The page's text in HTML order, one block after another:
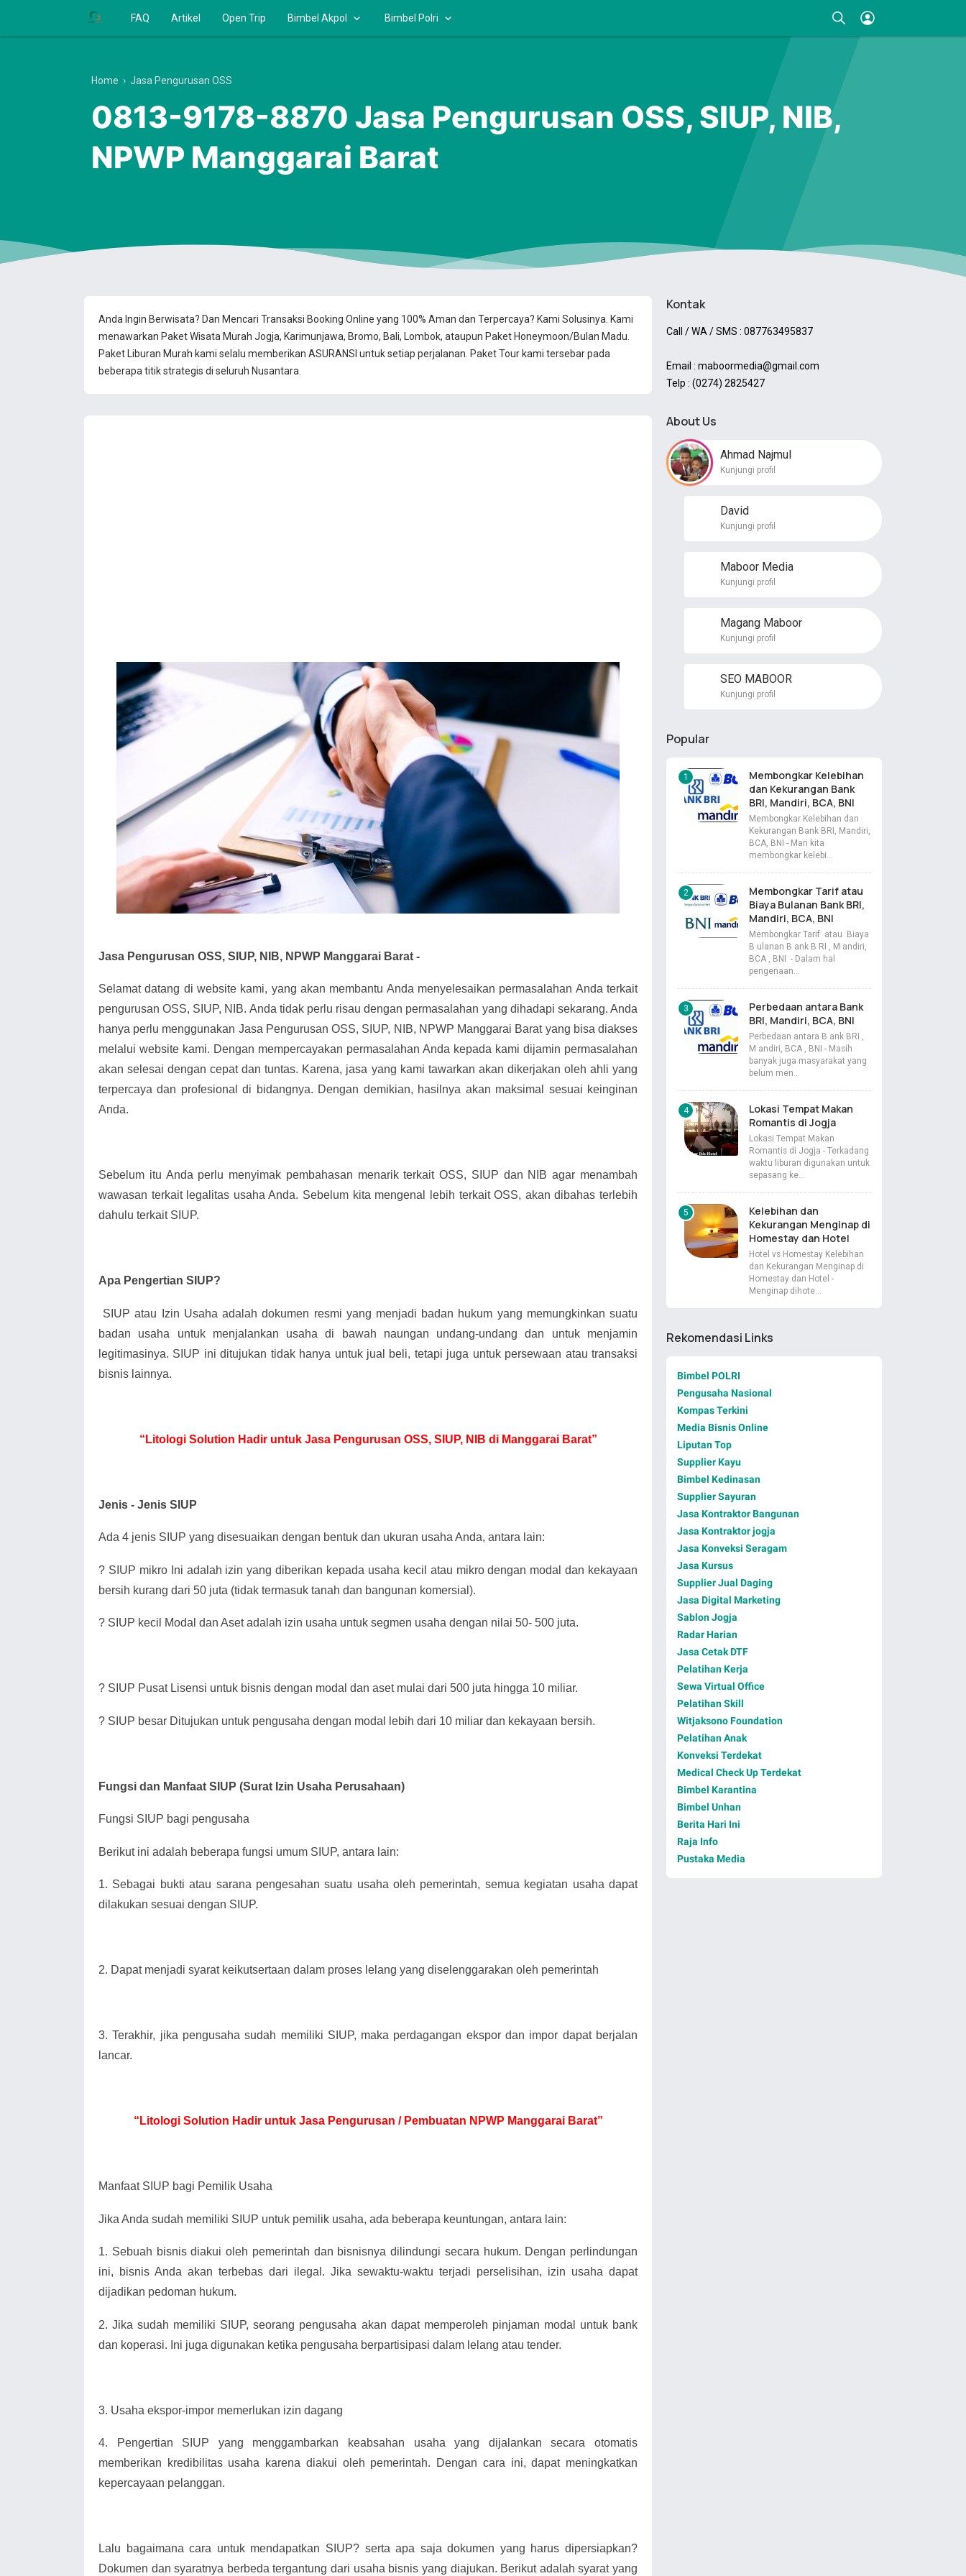
FAQ Artikel Open Trip Bimbel Akpol Bimbel Polri
Anda Ingin Berwisata? Dan Mencari Transaksi Booking Online yang 100% Aman dan Terpercaya? Kami Solusinya. Kami
menawarkan Paket Wisata Murah Jogja, Karimunjawa, Bromo, Bali, Lombok, ataupun Paket Honeymoon/Bulan Madu.
Paket Liburan Murah kami selalu memberikan ASURANSI untuk setiap perjalanan. Paket Tour kami tersebar pada
beberapa titik strategis di seluruh Nusantara.
Home › Jasa Pengurusan OSS
0813-9178-8870 Jasa Pengurusan OSS, SIUP, NIB,
NPWP Manggarai Barat
Jasa Pengurusan OSS, SIUP, NIB, NPWP Manggarai Barat -
Selamat datang di website kami, yang akan membantu Anda menyelesaikan permasalahan Anda terkait
pengurusan OSS, SIUP, NIB. Anda tidak perlu risau dengan permasalahan yang dihadapi sekarang. Anda
hanya perlu menggunakan Jasa Pengurusan OSS, SIUP, NIB, NPWP Manggarai Barat yang bisa diakses
melalui website kami. Dengan mempercayakan permasalahan Anda kepada kami dijamin permasalahan
akan selesai dengan cepat dan tuntas. Karena, jasa yang kami tawarkan akan dikerjakan oleh ahli yang
terpercaya dan profesional di bidangnya. Dengan demikian, hasilnya akan maksimal sesuai keinginan
Anda.
Sebelum itu Anda perlu menyimak pembahasan menarik terkait OSS, SIUP dan NIB agar menambah
wawasan terkait legalitas usaha Anda. Sebelum kita mengenal lebih terkait OSS, akan dibahas terlebih
dahulu terkait SIUP.
Apa Pengertian SIUP?
SIUP atau Izin Usaha adalah dokumen resmi yang menjadi badan hukum yang memungkinkan suatu
badan usaha untuk menjalankan usaha di bawah naungan undang-undang dan untuk menjamin
legitimasinya. SIUP ini ditujukan tidak hanya untuk jual beli, tetapi juga untuk persewaan atau transaksi
bisnis lainnya.
“Litologi Solution Hadir untuk Jasa Pengurusan OSS, SIUP, NIB di Manggarai Barat”
Jenis - Jenis SIUP
Ada 4 jenis SIUP yang disesuaikan dengan bentuk dan ukuran usaha Anda, antara lain:
? SIUP mikro Ini adalah izin yang diberikan kepada usaha kecil atau mikro dengan modal dan kekayaan
bersih kurang dari 50 juta (tidak termasuk tanah dan bangunan komersial).
? SIUP kecil Modal dan Aset adalah izin usaha untuk segmen usaha dengan nilai 50- 500 juta.
? SIUP Pusat Lisensi untuk bisnis dengan modal dan aset mulai dari 500 juta hingga 10 miliar.
? SIUP besar Ditujukan untuk pengusaha dengan modal lebih dari 10 miliar dan kekayaan bersih.
Fungsi dan Manfaat SIUP (Surat Izin Usaha Perusahaan)
Fungsi SIUP bagi pengusaha
Berikut ini adalah beberapa fungsi umum SIUP, antara lain:
1. Sebagai bukti atau sarana pengesahan suatu usaha oleh pemerintah, semua kegiatan usaha dapat
dilakukan sesuai dengan SIUP.
2. Dapat menjadi syarat keikutsertaan dalam proses lelang yang diselenggarakan oleh pemerintah
3. Terakhir, jika pengusaha sudah memiliki SIUP, maka perdagangan ekspor dan impor dapat berjalan
lancar.
“Litologi Solution Hadir untuk Jasa Pengurusan / Pembuatan NPWP Manggarai Barat”
Manfaat SIUP bagi Pemilik Usaha
Jika Anda sudah memiliki SIUP untuk pemilik usaha, ada beberapa keuntungan, antara lain:
1. Sebuah bisnis diakui oleh pemerintah dan bisnisnya dilindungi secara hukum. Dengan perlindungan
ini, bisnis Anda akan terbebas dari ilegal. Jika sewaktu-waktu terjadi perselisihan, izin usaha dapat
dijadikan pedoman hukum.
2. Jika sudah memiliki SIUP, seorang pengusaha akan dapat memperoleh pinjaman modal untuk bank
dan koperasi. Ini juga digunakan ketika pengusaha berpartisipasi dalam lelang atau tender.
3. Usaha ekspor-impor memerlukan izin dagang
4.
Pengertian SIUP yang menggambarkan keabsahan usaha yang dijalankan secara otomatis
memberikan kredibilitas usaha karena diakui oleh pemerintah. Dengan cara ini, dapat meningkatkan
kepercayaan pelanggan.
Lalu bagaimana cara untuk mendapatkan SIUP? serta apa saja dokumen yang harus dipersiapkan?
Dokumen dan syaratnya berbeda tergantung dari usaha bisnis yang diajukan. Berikut adalah syarat yang
Kontak
Call / WA / SMS : 087763495837
Email : maboormedia@gmail.com
Telp : (0274) 2825427
About Us
Ahmad Najmul
Kunjungi profil
David
Kunjungi profil
Maboor Media
Kunjungi profil
Magang Maboor
Kunjungi profil
SEO MABOOR
Kunjungi profil
Popular
Membongkar Kelebihan
dan Kekurangan Bank
BRI, Mandiri, BCA, BNI
Membongkar Kelebihan dan
Kekurangan Bank BRI, Mandiri,
BCA, BNI - Mari kita
membongkar kelebi…
Membongkar Tarif atau
Biaya Bulanan Bank BRI,
Mandiri, BCA, BNI
Membongkar Tarif atau Biaya
B ulanan B ank B RI , M andiri,
BCA , BNI - Dalam hal
pengenaan…
Perbedaan antara Bank
BRI, Mandiri, BCA, BNI
Perbedaan antara B ank BRI ,
M andiri, BCA , BNI - Masih
banyak juga masyarakat yang
belum men…
Lokasi Tempat Makan
Romantis di Jogja
Lokasi Tempat Makan
Romantis di Jogja - Terkadang
waktu liburan digunakan untuk
sepasang ke…
Kelebihan dan
Kekurangan Menginap di
Homestay dan Hotel
Hotel vs Homestay Kelebihan
dan Kekurangan Menginap di
Homestay dan Hotel -
Menginap dihote…
Rekomendasi Links
Bimbel POLRI
Pengusaha Nasional
Kompas Terkini
Media Bisnis Online
Liputan Top
Supplier Kayu
Bimbel Kedinasan
Supplier Sayuran
Jasa Kontraktor Bangunan
Jasa Kontraktor jogja
Jasa Konveksi Seragam
Jasa Kursus
Supplier Jual Daging
Jasa Digital Marketing
Sablon Jogja
Radar Harian
Jasa Cetak DTF
Pelatihan Kerja
Sewa Virtual Office
Pelatihan Skill
Witjaksono Foundation
Pelatihan Anak
Konveksi Terdekat
Medical Check Up Terdekat
Bimbel Karantina
Bimbel Unhan
Berita Hari Ini
Raja Info
Pustaka Media